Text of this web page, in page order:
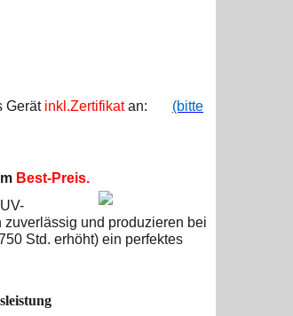
Gerät inkl.Zertifikatan: (bitte
Best-Preis.
und produzieren bei
Std. erhöht) ein perfektes